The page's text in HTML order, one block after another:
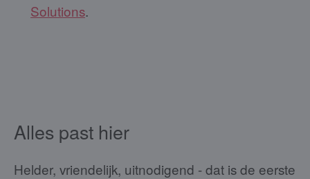
Solutions.
Alles past hier
Helder, vriendelijk, uitnodigend - dat is de eerste